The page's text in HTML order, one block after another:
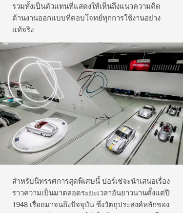
รวมทั้งเป็นตัวแทนที่แสดงให้เห็นถึงแนวความคิด
ด้านงานออกแบบที่ตอบโจทย์ทุกการใช้งานอย่าง
แท้จริง
สำหรับนิทรรศการสุดพิเศษนี้ ปอร์เช่จะนำเสนอเรื่อง
ราวความเป็นมาตลอดระยะเวลาอันยาวนานตั้งแต่ปี
1948 เรื่อยมาจนถึงปัจจุบัน ซึ่งวัตถุประสงค์หลักของ